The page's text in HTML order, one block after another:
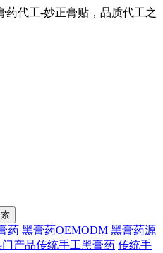
药代工-妙正膏贴，品质代工之
药 黑膏药OEMODM 黑膏药源
产品传统手工黑膏药 传统手